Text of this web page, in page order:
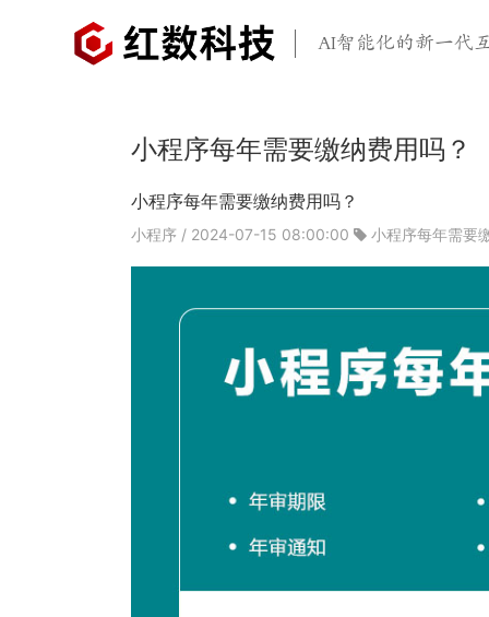
AI智能化的新一代
小程序每年需要缴纳费用吗？
小程序每年需要缴纳费用吗？
小程序 / 2024-07-15 08:00:00 小程序每年需要